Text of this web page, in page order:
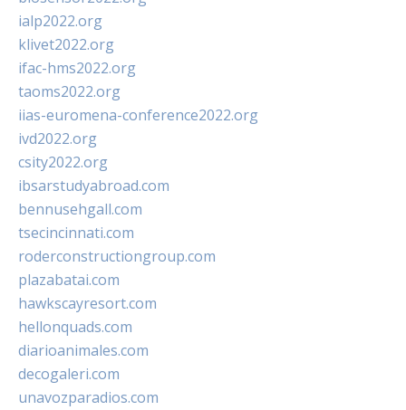
ialp2022.org
klivet2022.org
ifac-hms2022.org
taoms2022.org
iias-euromena-conference2022.org
ivd2022.org
csity2022.org
ibsarstudyabroad.com
bennusehgall.com
tsecincinnati.com
roderconstructiongroup.com
plazabatai.com
hawkscayresort.com
hellonquads.com
diarioanimales.com
decogaleri.com
unavozparadios.com